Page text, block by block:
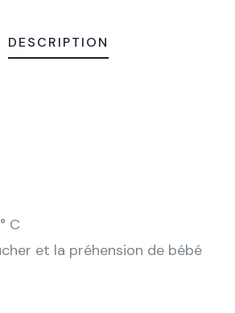
DESCRIPTION
C
et la préhension de bébé